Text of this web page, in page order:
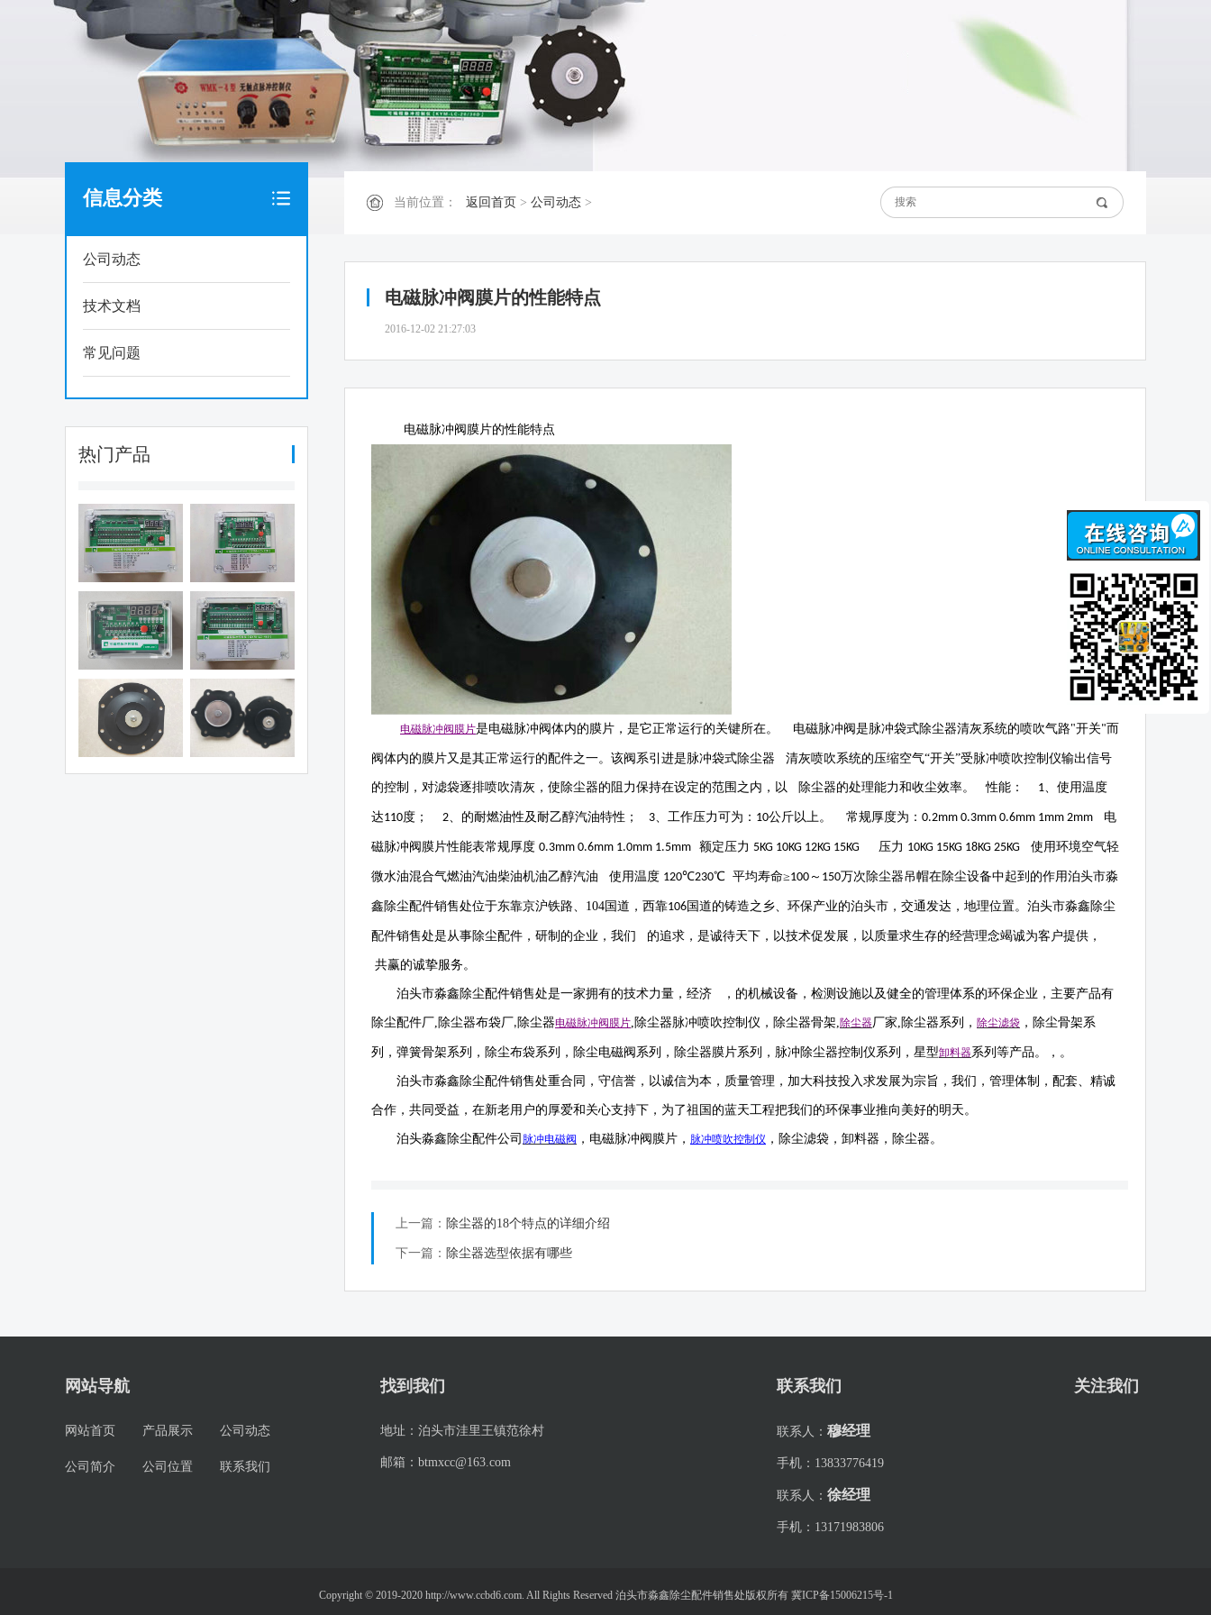
信息分类
公司动态
技术文档
常见问题
热门产品
可编程脉冲控制
仪（QYM-LC-
12D)
可编程脉冲控制
仪（QYM-LC-
1.5寸阀膜片
当前位置： 返回首页 > 公司动态 >
电磁脉冲阀膜片的性能特点
2016-12-02 21:27:03
电磁脉冲阀膜片的性能特点
电磁脉冲阀 膜片是电磁脉冲阀体内的膜片，是它正常运行的关键所在。 电磁脉冲阀是脉冲袋式除尘器清灰系统的喷吹气路"开关"而
阀体内的膜片又是其正常运行的配件之一。该阀系引进是脉冲袋式除尘器 清灰喷吹系统的压缩空气“开关”受脉冲喷吹控制仪输出信号
的控制，对滤袋逐排喷吹清灰，使除尘器的阻力保持在设定的范围之内，以 除尘器的处理能力和收尘效率。 性能： 1、使用温度
达110度； 2、的耐燃油性及耐乙醇汽油特性； 3、工作压力可为： 10公斤以上。 常规厚度为： 0.2mm 0.3mm 0.6mm 1mm 2mm 电
磁脉冲阀膜片性能表常规厚度 0.3mm 0.6mm 1.0mm 1.5mm 额定压力 5KG 10KG 12KG 15KG 压力 10KG 15KG 18KG 25KG 使用环境空气轻
微水油混合气燃油汽油柴油机油乙醇汽油 使用温度 120℃230℃ 平均寿命≥100 ～ 150万次除尘器吊帽在除尘设备中起到的作用泊头市淼
鑫除尘配件销售处位于东靠京沪铁路、 104国道，西靠106国道的铸造之乡、环保产业的泊头市，交通发达，地理位置。泊头市淼鑫除尘
配件销售处是从事除尘配件，研制的企业，我们 的追求，是诚待天下，以技术促发展，以质量求生存的经营理念竭诚为客户提供，
共赢的诚挚服务。
泊头市淼鑫除尘配件销售处是一家拥有的技术力量，经济 ，的机械设备，检测设施以及健全的管理体系的环保企业，主要产品有
除尘配件厂, 除尘器布袋厂, 除尘器电磁脉冲阀 膜片, 除尘器脉冲喷吹控制仪 ， 除尘器骨架,除尘器厂家, 除尘器系列， 除尘滤袋 ，除尘骨架系
列，弹簧骨架系列，除尘布袋系列，除尘电磁阀系列，除尘器膜片系列，脉冲除尘器控制仪系列，星型卸料器系列等产品。，。
泊头市淼鑫除尘配件销售处重合同，守信誉，以诚信为本，质量管理，加大科技投入求发展为宗旨，我们，管理体制，配套、精诚
合作，共同受益，在新老用户的厚爱和关心支持下，为了祖国的蓝天工程把我们的环保事业推向美好的明天。
泊头淼鑫除尘配件公司 脉冲电磁阀 ，电磁脉冲阀膜片， 脉冲喷吹控制仪 ，除尘滤袋，卸料器，除尘器。
上一篇： 除尘器的18个特点的详细介绍
下一篇： 除尘器选型依据有哪些
网站导航
网站首页 产品展示 公司动态
公司简介 公司位置 联系我们
找到我们
地址： 泊头市洼里王镇范徐村
邮箱： btmxcc@163.com
联系我们
联系人： 穆经理
手机： 13833776419
联系人： 徐经理
手机： 13171983806
关注我们
Copyright © 2019-2020 http://www.ccbd6.com. All Rights Reserved 泊头市淼鑫除尘配件销售处版权所有 冀ICP备15006215号-1